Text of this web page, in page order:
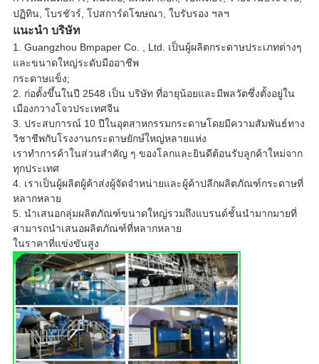
ปฏิทิน, โบรชัวร์, โปสการ์ดโฆษณา, ใบรับรอง ฯลฯ
แนะนำ บริษัท
1. Guangzhou Bmpaper Co. , Ltd. เป็นผู้ผลิตกระดาษประเภทต่างๆ
และขนาดใหญ่ระดับมืออาชีพ
กระดาษแข็ง;
2. ก่อตั้งขึ้นในปี 2548 เป็น บริษัท ที่อายุน้อยและมีพลวัตซึ่งตั้งอยู่ใน
เมืองกวางโจวประเทศจีน
3. ประสบการณ์ 10 ปีในอุตสาหกรรมกระดาษโดยมีความสัมพันธ์ทาง
วิชาชีพกับโรงงานกระดาษยักษ์ใหญ่หลายแห่ง
เราทำการค้าในส่วนสำคัญ ๆ ของโลกและยินดีต้อนรับลูกค้าใหม่จาก
ทุกประเทศ
4. เราเป็นผู้ผลิตผู้ค้าส่งผู้จัดจำหน่ายและผู้ค้าปลีกผลิตภัณฑ์กระดาษที่
หลากหลาย
5. นำเสนอกลุ่มผลิตภัณฑ์ขนาดใหญ่รวมถึงแบรนด์ชั้นนำมากมายที่
สามารถนำเสนอผลิตภัณฑ์ที่หลากหลาย
ในราคาที่แข่งขันสูง